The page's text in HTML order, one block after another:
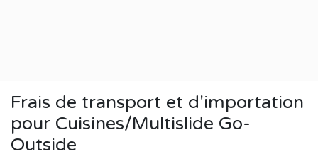
Frais de transport et d'importation
pour Cuisines/Multislide Go-
Outside